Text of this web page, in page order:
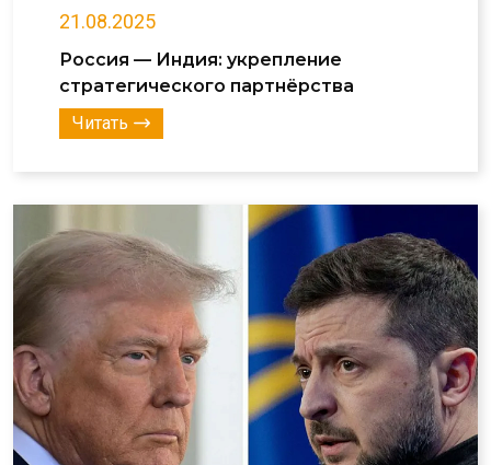
21.08.2025
Россия — Индия: укрепление
стратегического партнёрства
Читать